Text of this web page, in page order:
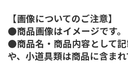
【画像についてのご注意】
●商品画像はイメージです。
●商品名・商品内容として
や、小道具類は商品に含まれ